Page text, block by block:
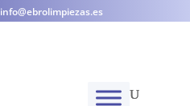
info@ebrolimpiezas.es